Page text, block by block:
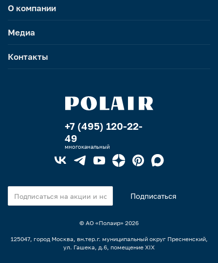
О компании
Медиа
Контакты
+7 (495) 120-22-
49
многоканальный
© АО «Полаир» 2026
125047, город Москва, вн.тер.г. муниципальный округ Пресненский,
ул. Гашека, д.6, помещение XIX